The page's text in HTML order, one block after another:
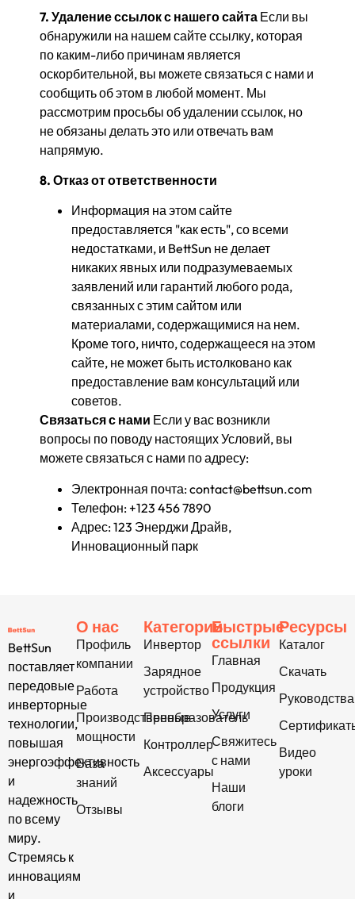
7. Удаление ссылок с нашего сайта Если вы
обнаружили на нашем сайте ссылку, которая
по каким-либо причинам является
оскорбительной, вы можете связаться с нами и
сообщить об этом в любой момент. Мы
рассмотрим просьбы об удалении ссылок, но
не обязаны делать это или отвечать вам
напрямую.
8. Отказ от ответственности
Информация на этом сайте
предоставляется "как есть", со всеми
недостатками, и BettSun не делает
никаких явных или подразумеваемых
заявлений или гарантий любого рода,
связанных с этим сайтом или
материалами, содержащимися на нем.
Кроме того, ничто, содержащееся на этом
сайте, не может быть истолковано как
предоставление вам консультаций или
советов.
Связаться с нами Если у вас возникли
вопросы по поводу настоящих Условий, вы
можете связаться с нами по адресу:
Электронная почта:contact@bettsun.com
Телефон: +123 456 7890
Адрес: 123 Энерджи Драйв,
Инновационный парк
BettSun
поставляет
передовые
инверторные
технологии,
повышая
энергоэффективность
и
надежность
по всему
миру.
Стремясь к
инновациям
и
О нас
Профиль
компании
Работа
Производственные
мощности
База
знаний
Отзывы
Категории
Инвертор
Зарядное
устройство
Преобразователь
Контроллер
Аксессуары
Быстрые
ссылки
Главная
Продукция
Услуги
Свяжитесь
с нами
Наши
блоги
Ресурсы
Каталог
Скачать
Руководства
Видео
уроки